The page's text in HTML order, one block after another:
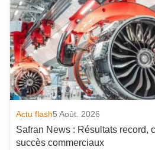
Actu flash5 Août. 2026
Safran News : Résultats record,
succès commerciaux